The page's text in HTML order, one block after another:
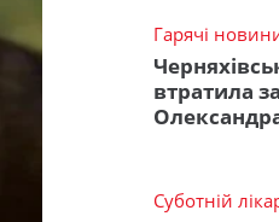
Гарячі
втратила
Суботній